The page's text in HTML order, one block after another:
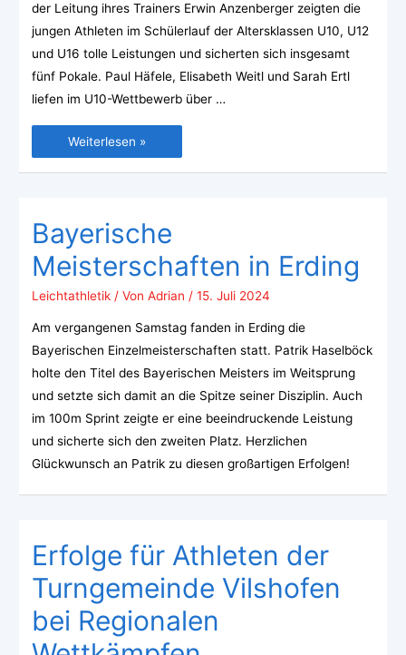
der Leitung ihres Trainers Erwin Anzenberger zeigten die
jungen Athleten im Schülerlauf der Altersklassen U10, U12
und U16 tolle Leistungen und sicherten sich insgesamt
fünf Pokale. Paul Häfele, Elisabeth Weitl und Sarah Ertl
liefen im U10-Wettbewerb über …
Weiterlesen »
Bayerische
Meisterschaften in Erding
Leichtathletik/ Von Adrian / 15. Juli 2024
Am vergangenen Samstag fanden in Erding die
Bayerischen Einzelmeisterschaften statt. Patrik Haselböck
holte den Titel des Bayerischen Meisters im Weitsprung
und setzte sich damit an die Spitze seiner Disziplin. Auch
im 100m Sprint zeigte er eine beeindruckende Leistung
und sicherte sich den zweiten Platz. Herzlichen
Glückwunsch an Patrik zu diesen großartigen Erfolgen!
Erfolge für Athleten der
Turngemeinde Vilshofen
bei Regionalen